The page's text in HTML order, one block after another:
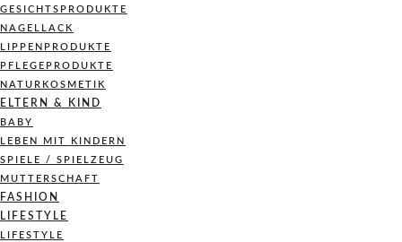
GESICHTSPRODUKTE
NAGELLACK
LIPPENPRODUKTE
PFLEGEPRODUKTE
NATURKOSMETIK
ELTERN & KIND
BABY
LEBEN MIT KINDERN
SPIELE / SPIELZEUG
MUTTERSCHAFT
FASHION
LIFESTYLE
LIFESTYLE